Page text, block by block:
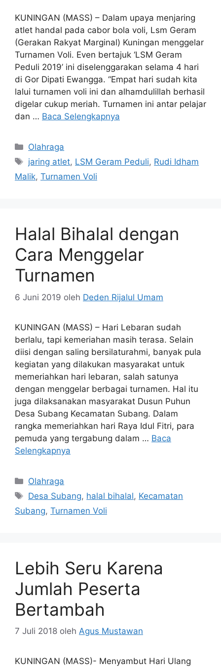
KUNINGAN (MASS) – Dalam upaya menjaring
atlet handal pada cabor bola voli, Lsm Geram
(Gerakan Rakyat Marginal) Kuningan menggelar
Turnamen Voli. Even bertajuk ‘LSM Geram
Peduli 2019’ ini diselenggarakan selama 4 hari
di Gor Dipati Ewangga. “Empat hari sudah kita
lalui turnamen voli ini dan alhamdulillah berhasil
digelar cukup meriah. Turnamen ini antar pelajar
dan … Baca Selengkapnya
Kategori
Olahraga
Tag
jaring atlet, LSM Geram Peduli, Rudi Idham
Malik, Turnamen Voli
Halal Bihalal dengan
Cara Menggelar
Turnamen
6 Juni 2019 oleh Deden Rijalul Umam
KUNINGAN (MASS) – Hari Lebaran sudah
berlalu, tapi kemeriahan masih terasa. Selain
diisi dengan saling bersilaturahmi, banyak pula
kegiatan yang dilakukan masyarakat untuk
memeriahkan hari lebaran, salah satunya
dengan menggelar berbagai turnamen. Hal itu
juga dilaksanakan masyarakat Dusun Puhun
Desa Subang Kecamatan Subang. Dalam
rangka memeriahkan hari Raya Idul Fitri, para
pemuda yang tergabung dalam … Baca
Selengkapnya
Kategori
Olahraga
Tag
Desa Subang, halal bihalal, Kecamatan
Subang, Turnamen Voli
Lebih Seru Karena
Jumlah Peserta
Bertambah
7 Juli 2018 oleh Agus Mustawan
KUNINGAN (MASS)- Menyambut Hari Ulang